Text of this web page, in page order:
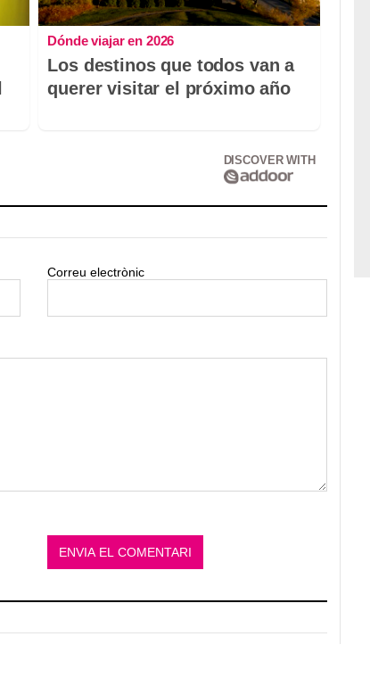
Dónde viajar en 2026
Los destinos que todos van a
querer visitar el próximo año
DISCOVER WITH
Correu electrònic